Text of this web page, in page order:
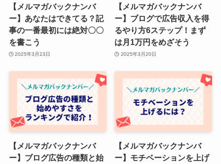
【メルマガバックナンバ
ー】あなたはできてる？記
事の一番最初には絶対〇〇
を書こう
2025年3月23日
【メルマガバックナンバ
ー】ブログで広告収入を得
るやり方6ステップ！まず
は月1万円をめざそう
2025年3月20日
【メルマガバックナンバ
ー】ブログ広告の種類と始
【メルマガバックナンバ
ー】モチベーションを上げ